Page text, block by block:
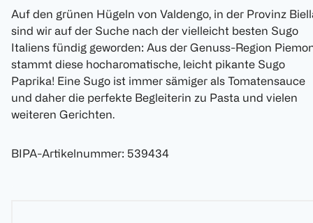
Auf den grünen Hügeln von Valdengo, in der Provinz
sind wir auf der Suche nach der vielleicht besten Sugo
Italiens fündig geworden: Aus der Genuss-Region
stammt diese hocharomatische, leicht pikante Sugo
Paprika! Eine Sugo ist immer sämiger als Tomatensauce
und daher die perfekte Begleiterin zu Pasta und vielen
weiteren Gerichten.
BIPA-Artikelnummer: 539434